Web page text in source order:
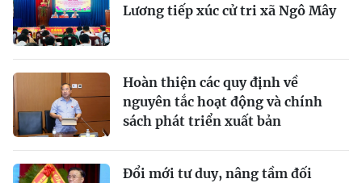
Lương tiếp xúc cử tri xã Ngô Mây
Hoàn thiện các quy định về
nguyên tắc hoạt động và chính
sách phát triển xuất bản
Đổi mới tư duy, nâng tầm đối